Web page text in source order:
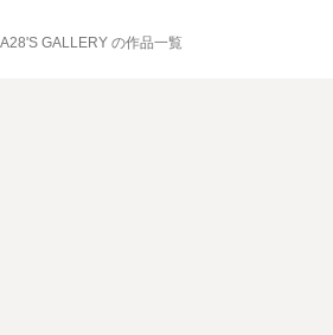
GALLERY の作品一覧